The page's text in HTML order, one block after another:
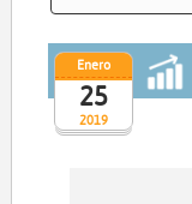
2019
Enero
25